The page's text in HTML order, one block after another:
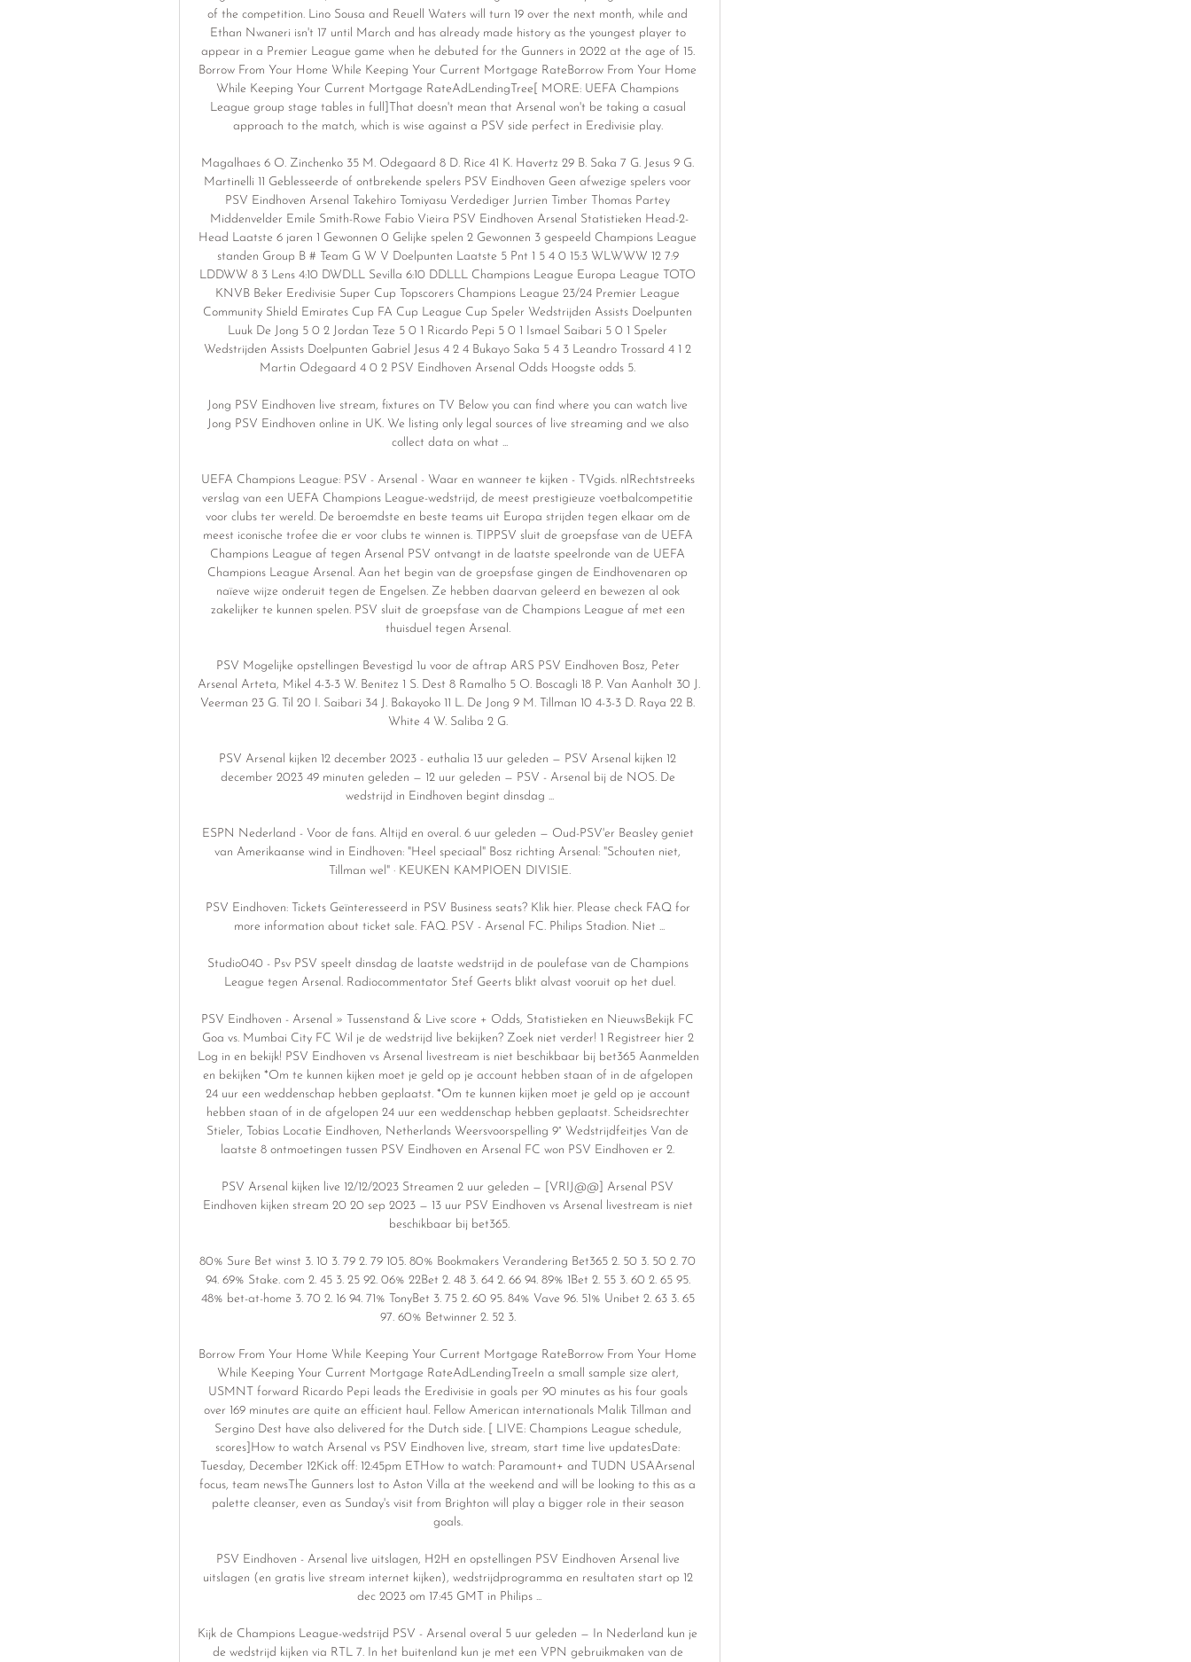
of the competition. Lino Sousa and Reuell Waters will turn 19 over the next month, while and
Ethan Nwaneri isn't 17 until March and has already made history as the youngest player to
appear in a Premier League game when he debuted for the Gunners in 2022 at the age of 15.
Borrow From Your Home While Keeping Your Current Mortgage RateBorrow From Your Home
While Keeping Your Current Mortgage RateAdLendingTree[ MORE: UEFA Champions
League group stage tables in full]That doesn't mean that Arsenal won't be taking a casual
approach to the match, which is wise against a PSV side perfect in Eredivisie play.
Magalhaes 6 O. Zinchenko 35 M. Odegaard 8 D. Rice 41 K. Havertz 29 B. Saka 7 G. Jesus 9 G.
Martinelli 11 Geblesseerde of ontbrekende spelers PSV Eindhoven Geen afwezige spelers voor
PSV Eindhoven Arsenal Takehiro Tomiyasu Verdediger Jurrien Timber Thomas Partey
Middenvelder Emile Smith-Rowe Fabio Vieira PSV Eindhoven Arsenal Statistieken Head-2-
Head Laatste 6 jaren 1 Gewonnen 0 Gelijke spelen 2 Gewonnen 3 gespeeld Champions League
standen Group B # Team G W V Doelpunten Laatste 5 Pnt 1 5 4 0 15:3 WLWWW 12 7:9
LDDWW 8 3 Lens 4:10 DWDLL Sevilla 6:10 DDLLL Champions League Europa League TOTO
KNVB Beker Eredivisie Super Cup Topscorers Champions League 23/24 Premier League
Community Shield Emirates Cup FA Cup League Cup Speler Wedstrijden Assists Doelpunten
Luuk De Jong 5 0 2 Jordan Teze 5 0 1 Ricardo Pepi 5 0 1 Ismael Saibari 5 0 1 Speler
Wedstrijden Assists Doelpunten Gabriel Jesus 4 2 4 Bukayo Saka 5 4 3 Leandro Trossard 4 1 2
Martin Odegaard 4 0 2 PSV Eindhoven Arsenal Odds Hoogste odds 5.
Jong PSV Eindhoven live stream, fixtures on TV Below you can find where you can watch live
Jong PSV Eindhoven online in UK. We listing only legal sources of live streaming and we also
collect data on what ...
UEFA Champions League: PSV - Arsenal - Waar en wanneer te kijken - TVgids. nlRechtstreeks
verslag van een UEFA Champions League-wedstrijd, de meest prestigieuze voetbalcompetitie
voor clubs ter wereld. De beroemdste en beste teams uit Europa strijden tegen elkaar om de
meest iconische trofee die er voor clubs te winnen is. TIPPSV sluit de groepsfase van de UEFA
Champions League af tegen Arsenal PSV ontvangt in de laatste speelronde van de UEFA
Champions League Arsenal. Aan het begin van de groepsfase gingen de Eindhovenaren op
naïeve wijze onderuit tegen de Engelsen. Ze hebben daarvan geleerd en bewezen al ook
zakelijker te kunnen spelen. PSV sluit de groepsfase van de Champions League af met een
thuisduel tegen Arsenal.
PSV Mogelijke opstellingen Bevestigd 1u voor de aftrap ARS PSV Eindhoven Bosz, Peter
Arsenal Arteta, Mikel 4-3-3 W. Benitez 1 S. Dest 8 Ramalho 5 O. Boscagli 18 P. Van Aanholt 30 J.
Veerman 23 G. Til 20 I. Saibari 34 J. Bakayoko 11 L. De Jong 9 M. Tillman 10 4-3-3 D. Raya 22 B.
White 4 W. Saliba 2 G.
PSV Arsenal kijken 12 december 2023 - euthalia 13 uur geleden — PSV Arsenal kijken 12
december 2023 49 minuten geleden — 12 uur geleden — PSV - Arsenal bij de NOS. De
wedstrijd in Eindhoven begint dinsdag ...
ESPN Nederland - Voor de fans. Altijd en overal. 6 uur geleden — Oud-PSV'er Beasley geniet
van Amerikaanse wind in Eindhoven: "Heel speciaal" Bosz richting Arsenal: "Schouten niet,
Tillman wel" · KEUKEN KAMPIOEN DIVISIE.
PSV Eindhoven: Tickets Geïnteresseerd in PSV Business seats? Klik hier. Please check FAQ for
more information about ticket sale. FAQ. PSV - Arsenal FC. Philips Stadion. Niet ...
Studio040 - Psv PSV speelt dinsdag de laatste wedstrijd in de poulefase van de Champions
League tegen Arsenal. Radiocommentator Stef Geerts blikt alvast vooruit op het duel.
PSV Eindhoven - Arsenal » Tussenstand & Live score + Odds, Statistieken en NieuwsBekijk FC
Goa vs. Mumbai City FC Wil je de wedstrijd live bekijken? Zoek niet verder! 1 Registreer hier 2
Log in en bekijk! PSV Eindhoven vs Arsenal livestream is niet beschikbaar bij bet365 Aanmelden
en bekijken *Om te kunnen kijken moet je geld op je account hebben staan of in de afgelopen
24 uur een weddenschap hebben geplaatst. *Om te kunnen kijken moet je geld op je account
hebben staan of in de afgelopen 24 uur een weddenschap hebben geplaatst. Scheidsrechter
Stieler, Tobias Locatie Eindhoven, Netherlands Weersvoorspelling 9° Wedstrijdfeitjes Van de
laatste 8 ontmoetingen tussen PSV Eindhoven en Arsenal FC won PSV Eindhoven er 2.
PSV Arsenal kijken live 12/12/2023 Streamen 2 uur geleden — [VRIJ@@] Arsenal PSV
Eindhoven kijken stream 20 20 sep 2023 — 13 uur PSV Eindhoven vs Arsenal livestream is niet
beschikbaar bij bet365.
80% Sure Bet winst 3. 10 3. 79 2. 79 105. 80% Bookmakers Verandering Bet365 2. 50 3. 50 2. 70
94. 69% Stake. com 2. 45 3. 25 92. 06% 22Bet 2. 48 3. 64 2. 66 94. 89% 1Bet 2. 55 3. 60 2. 65 95.
48% bet-at-home 3. 70 2. 16 94. 71% TonyBet 3. 75 2. 60 95. 84% Vave 96. 51% Unibet 2. 63 3. 65
97. 60% Betwinner 2. 52 3.
Borrow From Your Home While Keeping Your Current Mortgage RateBorrow From Your Home
While Keeping Your Current Mortgage RateAdLendingTreeIn a small sample size alert,
USMNT forward Ricardo Pepi leads the Eredivisie in goals per 90 minutes as his four goals
over 169 minutes are quite an efficient haul. Fellow American internationals Malik Tillman and
Sergino Dest have also delivered for the Dutch side. [ LIVE: Champions League schedule,
scores]How to watch Arsenal vs PSV Eindhoven live, stream, start time live updatesDate:
Tuesday, December 12Kick off: 12:45pm ETHow to watch: Paramount+ and TUDN USAArsenal
focus, team newsThe Gunners lost to Aston Villa at the weekend and will be looking to this as a
palette cleanser, even as Sunday's visit from Brighton will play a bigger role in their season
goals.
PSV Eindhoven - Arsenal live uitslagen, H2H en opstellingen PSV Eindhoven Arsenal live
uitslagen (en gratis live stream internet kijken), wedstrijdprogramma en resultaten start op 12
dec 2023 om 17:45 GMT in Philips ...
Kijk de Champions League-wedstrijd PSV - Arsenal overal 5 uur geleden — In Nederland kun je
de wedstrijd kijken via RTL 7. In het buitenland kun je met een VPN gebruikmaken van de